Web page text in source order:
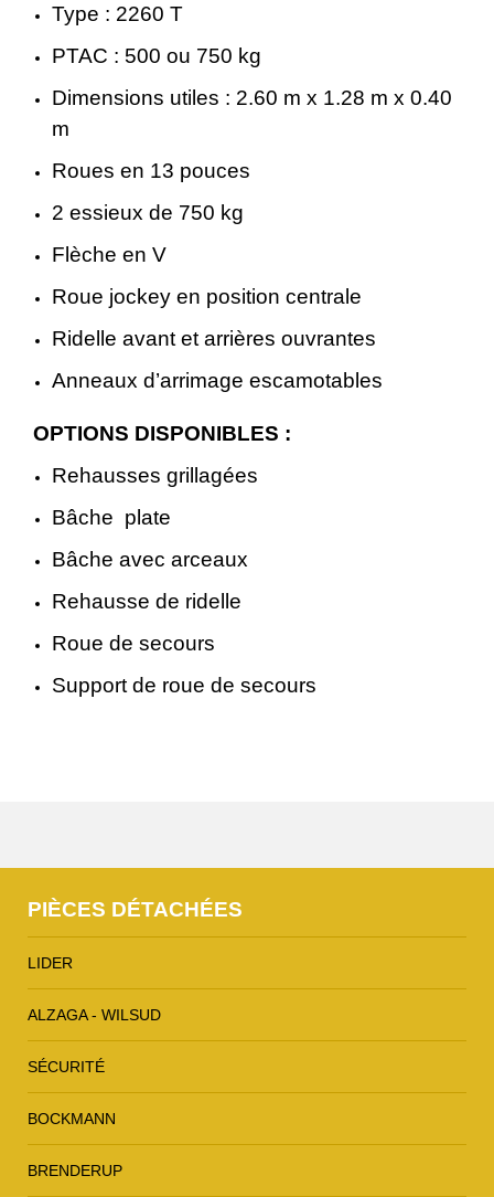
Type : 2260 T
PTAC : 500 ou 750 kg
Dimensions utiles : 2.60 m x 1.28 m x 0.40
m
Roues en 13 pouces
2 essieux de 750 kg
Flèche en V
Roue jockey en position centrale
Ridelle avant et arrières ouvrantes
Anneaux d’arrimage escamotables
OPTIONS DISPONIBLES :
Rehausses grillagées
Bâche plate
Bâche avec arceaux
Rehausse de ridelle
Roue de secours
Support de roue de secours
PIÈCES DÉTACHÉES
LIDER
ALZAGA - WILSUD
SÉCURITÉ
BOCKMANN
BRENDERUP